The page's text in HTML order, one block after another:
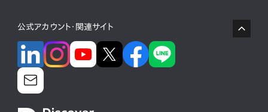
公式アカウント・関連サイト